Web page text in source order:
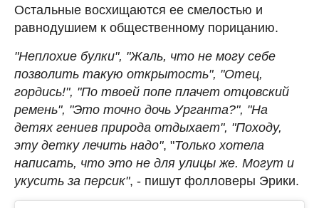
Остальные восхищаются ее смелостью и
равнодушием к общественному порицанию.
"Неплохие булки", "Жаль, что не могу себе
позволить такую открытость", "Отец,
гордись!", "По твоей попе плачет отцовский
ремень", "Это точно дочь Урганта?", "На
детях гениев природа отдыхает", "Походу,
эту детку лечить надо", "Только хотела
написать, что это не для улицы же. Могут и
укусить за персик", - пишут фолловеры Эрики.